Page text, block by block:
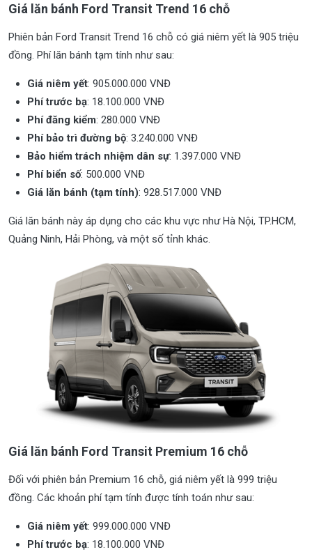
Giá lăn bánh Ford Transit Trend 16 chỗ
Phiên bản Ford Transit Trend 16 chỗ có giá niêm yết là 905 triệu
đồng. Phí lăn bánh tạm tính như sau:
Giá niêm yết: 905.000.000 VNĐ
Phí trước bạ: 18.100.000 VNĐ
Phí đăng kiểm: 280.000 VNĐ
Phí bảo trì đường bộ: 3.240.000 VNĐ
Bảo hiểm trách nhiệm dân sự: 1.397.000 VNĐ
Phí biển số: 500.000 VNĐ
Giá lăn bánh (tạm tính): 928.517.000 VNĐ
Giá lăn bánh này áp dụng cho các khu vực như Hà Nội, TP.HCM,
Quảng Ninh, Hải Phòng, và một số tỉnh khác.
Giá lăn bánh Ford Transit Premium 16 chỗ
Đối với phiên bản Premium 16 chỗ, giá niêm yết là 999 triệu
đồng. Các khoản phí tạm tính được tính toán như sau:
Giá niêm yết: 999.000.000 VNĐ
Phí trước bạ: 18.100.000 VNĐ